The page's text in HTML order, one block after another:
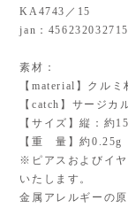
KA4743／15
jan：
素材：
【material】クル
【catch】サージカ
【サイズ】縦：約
【重 量】約0.25g
※ピアスおよびイヤ
いたします。
金属アレルギーの